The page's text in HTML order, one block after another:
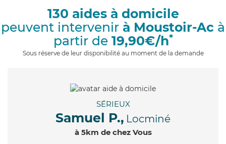
i
130 aides à domicile
peuvent intervenir à Moustoir-Ac à
partir de 19,90€/h*
Sous réserve de leur disponibilité au moment de la demande
SÉRIEUX
Samuel P., Locminé
à 5km de chez Vous